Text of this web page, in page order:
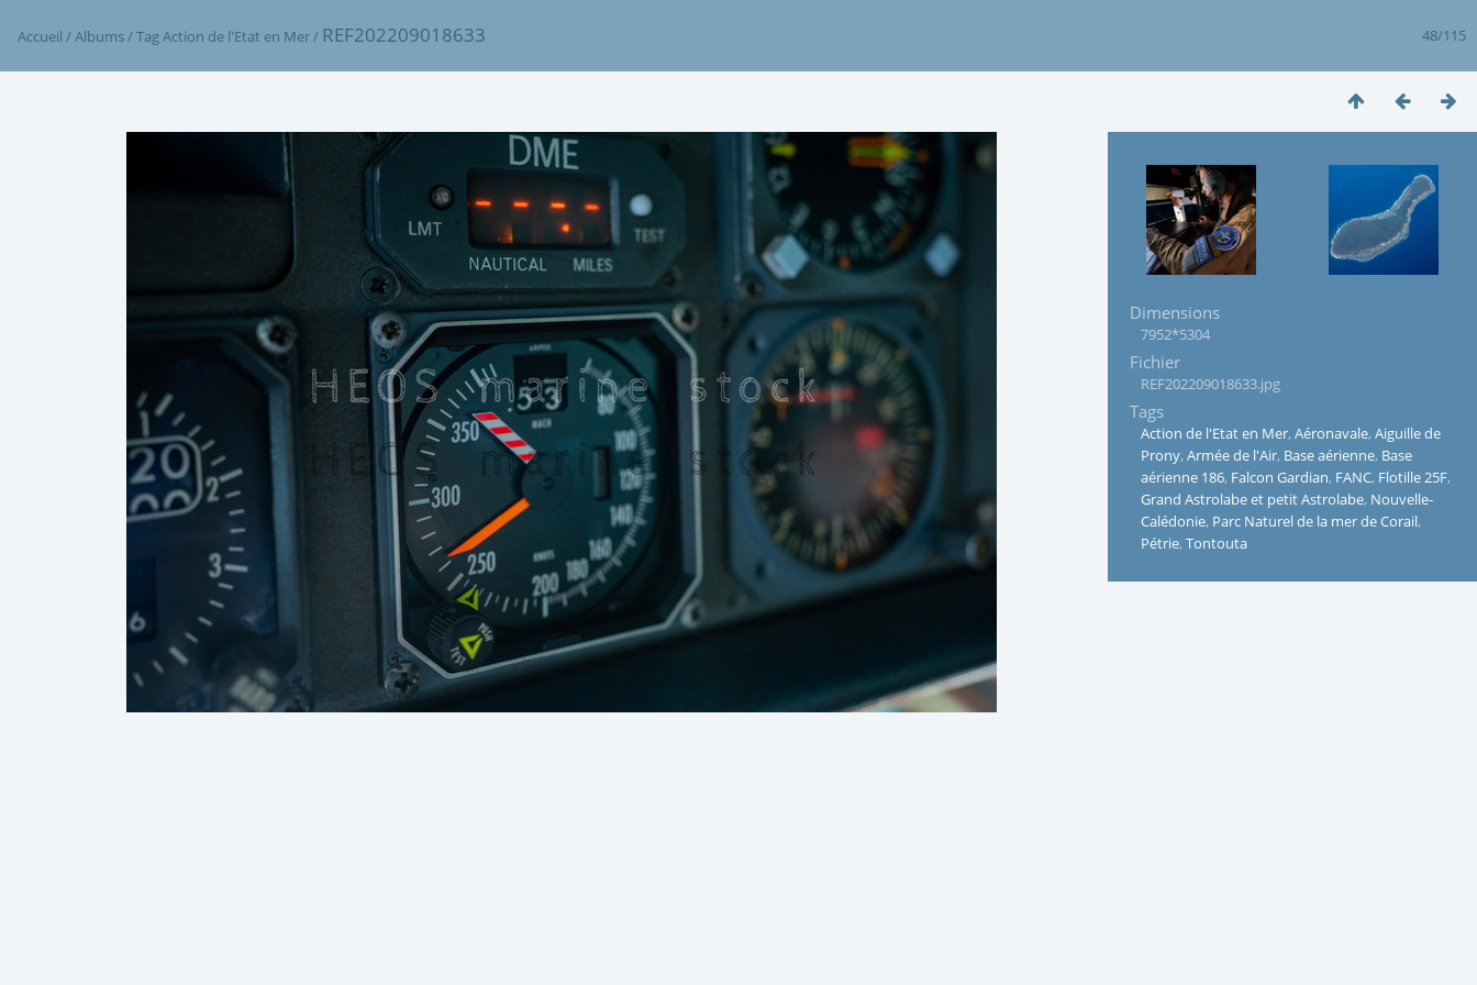
48/115
Accueil /Albums/TagAction de l'Etat en Mer/ REF202209018633
Dimensions
7952*5304
Fichier
REF202209018633.jpg
Tags
Action de l'Etat en Mer, Aéronavale, Aiguille de
Prony, Armée de l'Air, Base aérienne, Base
aérienne 186, Falcon Gardian, FANC, Flotille 25F,
Grand Astrolabe et petit Astrolabe, Nouvelle-
Calédonie, Parc Naturel de la mer de Corail,
Pétrie, Tontouta